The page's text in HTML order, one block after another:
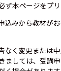
本ページをプ
みから教材が
く変更または
ましては、受講